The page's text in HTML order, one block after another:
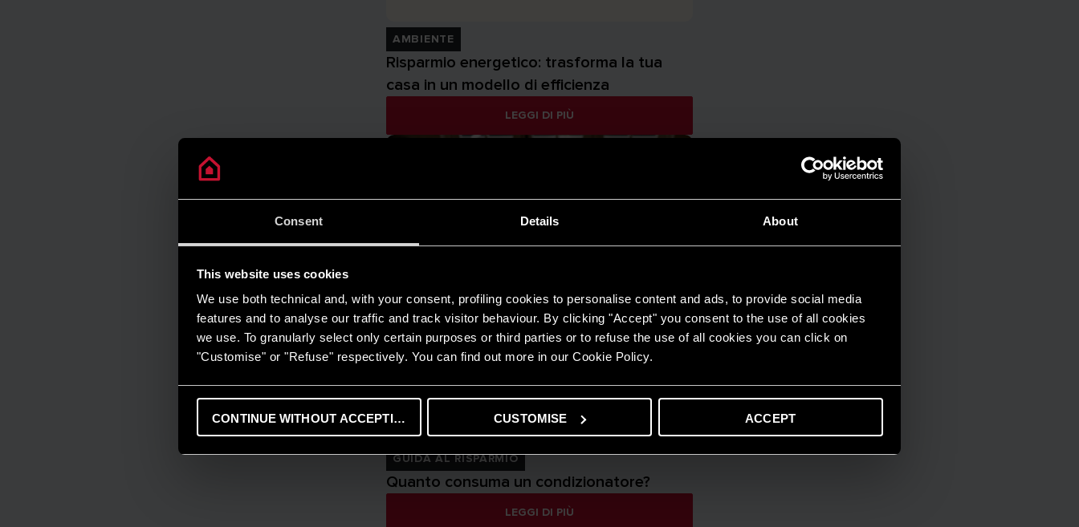
Consent Details About
This website uses cookies
We use both technical and, with your consent, profiling cookies to personalise content and ads, to provide social media
features and to analyse our traffic and track visitor behaviour. By clicking "Accept" you consent to the use of all cookies
we use. To granularly select only certain purposes or third parties or to refuse the use of all cookies you can click on
"Customise" or "Refuse" respectively. You can find out more in our Cookie Policy.
CONTINUE WITHOUT ACCEPTING CUSTOMISE ACCEPT
AMBIENTE
Risparmio energetico: trasforma la tua
casa in un modello di efficienza
LEGGI DI PIÙ
GUIDA AL RISPARMIO
Quanto consuma un condizionatore?
LEGGI DI PIÙ